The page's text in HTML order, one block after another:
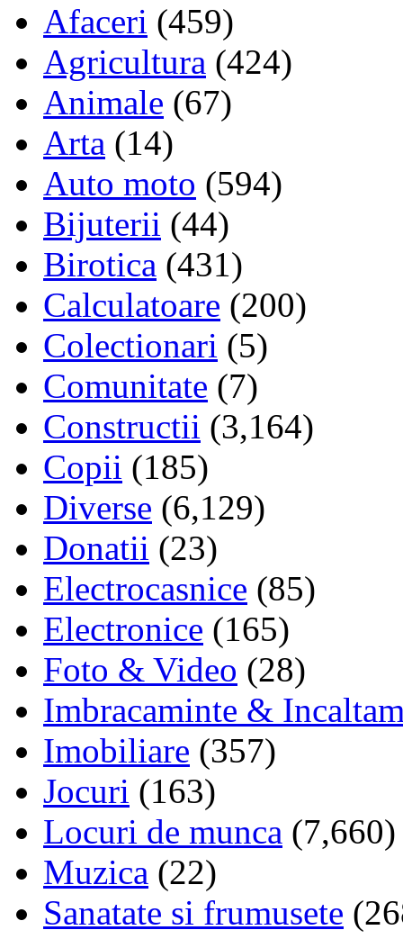
Afaceri (459)
Agricultura (424)
Animale (67)
Arta (14)
Auto moto (594)
Bijuterii (44)
Birotica (431)
Calculatoare (200)
Colectionari (5)
Comunitate (7)
Constructii (3,164)
Copii (185)
Diverse (6,129)
Donatii (23)
Electrocasnice (85)
Electronice (165)
Foto & Video (28)
Imbracaminte &
Imobiliare (357)
Jocuri (163)
Locuri de munca (7,660)
Muzica (22)
Sanatate si frumusete